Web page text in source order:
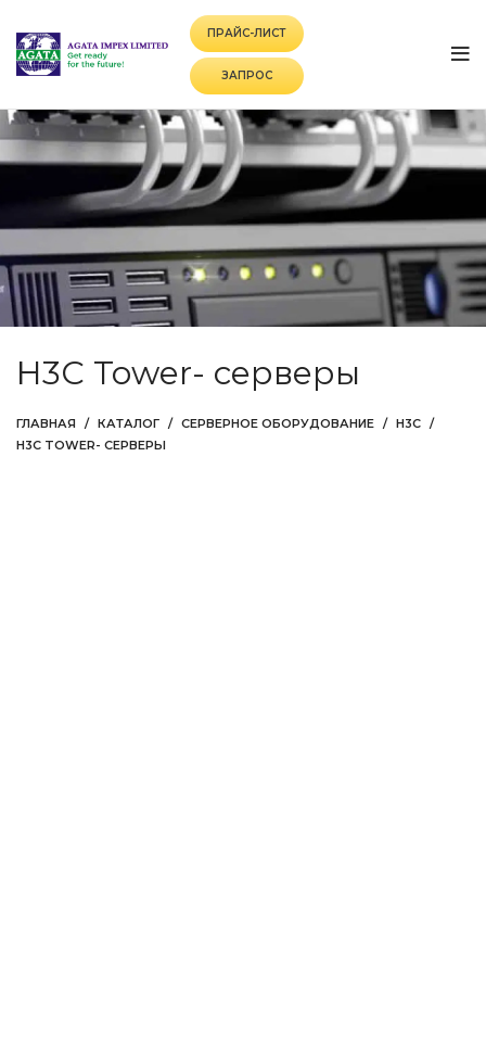
ПРАЙС-ЛИСТ
ЗАПРОС
H3C Tower- серверы
ГЛАВНАЯ КАТАЛОГ СЕРВЕРНОЕ ОБОРУДОВАНИЕ
H3C
H3C TOWER- СЕРВЕРЫ